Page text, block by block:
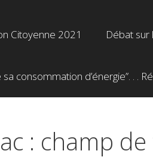
Citoyenne 2021 Débat sur
sa consommation d’énergie”. . .
: champ